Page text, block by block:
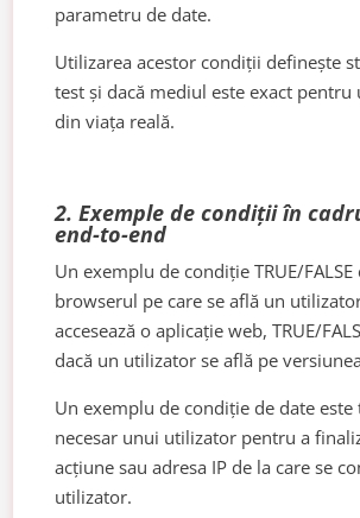
parametru de date.
Utilizarea acestor condiții definește
test și dacă mediul este exact
din viața reală.
2. Exemple de condiții în
end-to-end
Un exemplu de condiție TRUE/FALSE
browserul pe care se află un
accesează o aplicație web, TRUE/
dacă un utilizator se află pe
Un exemplu de condiție de date
necesar unui utilizator pentru a
acțiune sau adresa IP de la care se
utilizator.